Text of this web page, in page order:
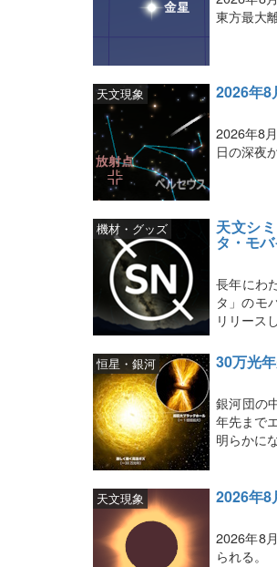
東方最大
2026年8
天文現象
2026年8
日の深夜
天文シ
タ・モ
機材・グッズ
長年にわ
タ」のモ
リリース
30万光
恒星・銀河
銀河団の
年先まで
明らかに
2026年8
天文現象
2026年8
られる。